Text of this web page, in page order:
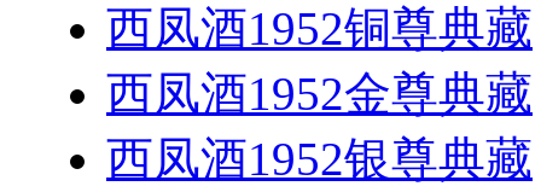
西凤酒1952铜尊典藏
西凤酒1952金尊典藏
西凤酒1952银尊典藏